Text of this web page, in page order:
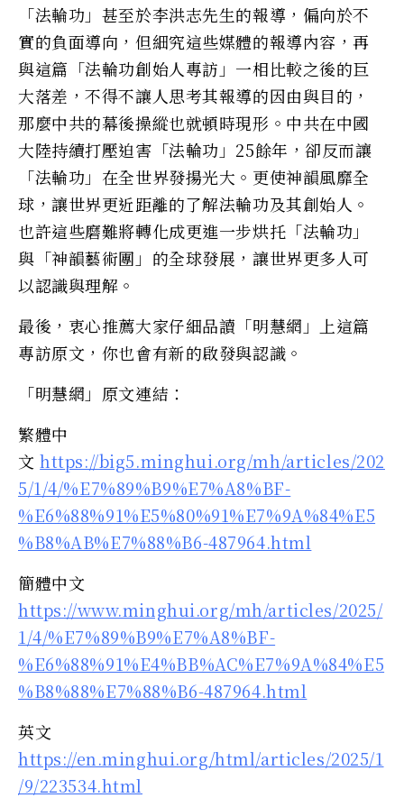
「法輪功」甚至於李洪志先生的報導，偏向於不
實的負面導向，但細究這些媒體的報導內容，再
與這篇「法輪功創始人專訪」一相比較之後的巨
大落差，不得不讓人思考其報導的因由與目的，
那麼中共的幕後操縱也就頓時現形。中共在中國
大陸持續打壓迫害「法輪功」25餘年，卻反而讓
「法輪功」在全世界發揚光大。更使神韻風靡全
球，讓世界更近距離的了解法輪功及其創始人。
也許這些磨難將轉化成更進一步烘托「法輪功」
與「神韻藝術團」的全球發展，讓世界更多人可
以認識與理解。
最後，衷心推薦大家仔細品讀「明慧網」上這篇
專訪原文，你也會有新的啟發與認識。
「明慧網」原文連結：
繁體中
文https://big5.minghui.org/mh/articles/202
5/1/4/%E7%89%B9%E7%A8%BF-
%E6%88%91%E5%80%91%E7%9A%84%E5
%B8%AB%E7%88%B6-487964.html
簡體中文
https://www.minghui.org/mh/articles/2025/
1/4/%E7%89%B9%E7%A8%BF-
%E6%88%91%E4%BB%AC%E7%9A%84%E5
%B8%88%E7%88%B6-487964.html
英文
https://en.minghui.org/html/articles/2025/1
/9/223534.html